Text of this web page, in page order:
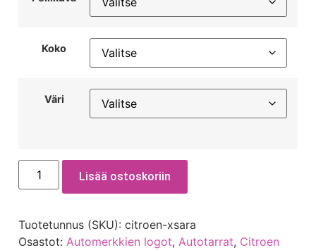
Koko
Väri
Lisää ostoskoriin
Tuotetunnus (SKU): citroen-xsara
Osastot: Automerkkien logot, Autotarrat, Citroen